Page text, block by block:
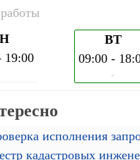
19:00
ВТ
09:00 -
-
исполнения
кадастровых